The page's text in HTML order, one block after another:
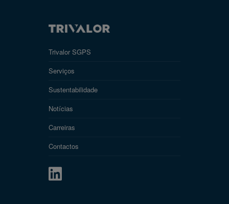
Trivalor SGPS
Serviços
Sustentabilidade
Notícias
Carreiras
Contactos